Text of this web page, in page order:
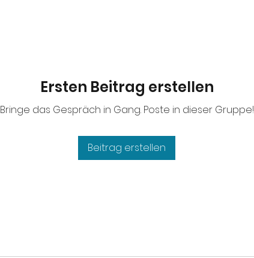
Ersten Beitrag erstellen
Bringe das Gespräch in Gang. Poste in dieser Gruppe!
Beitrag erstellen